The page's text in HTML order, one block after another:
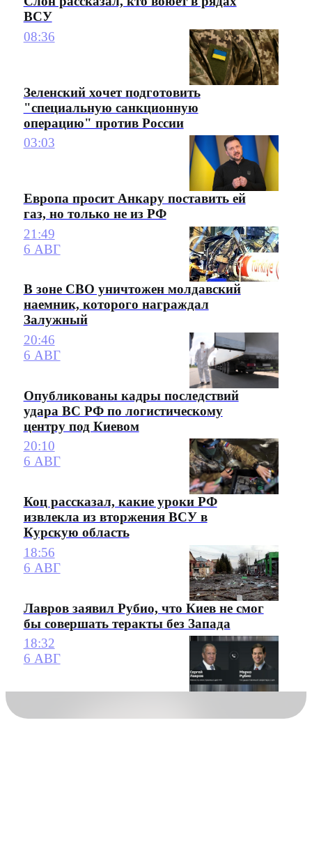
ВСУ
08:36
Зеленский хочет подготовить
"специальную санкционную
операцию" против России
03:03
Европа просит Анкару поставить ей
газ, но только не из РФ
21:49
6 АВГ
В зоне СВО уничтожен молдавский
наемник, которого награждал
Залужный
20:46
6 АВГ
Опубликованы кадры последствий
удара ВС РФ по логистическому
центру под Киевом
20:10
6 АВГ
Коц рассказал, какие уроки РФ
извлекла из вторжения ВСУ в
Курскую область
18:56
6 АВГ
Лавров заявил Рубио, что Киев не смог
бы совершать теракты без Запада
18:32
6 АВГ